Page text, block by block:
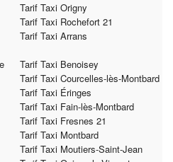
Tarif Taxi Origny
Tarif Taxi Rochefort 21
Tarif Taxi Arrans
Tarif Taxi Benoisey
Tarif Taxi Courcelles-lès-Montbard
Tarif Taxi Éringes
Tarif Taxi Fain-lès-Montbard
Tarif Taxi Fresnes 21
Tarif Taxi Montbard
Tarif Taxi Moutiers-Saint-Jean